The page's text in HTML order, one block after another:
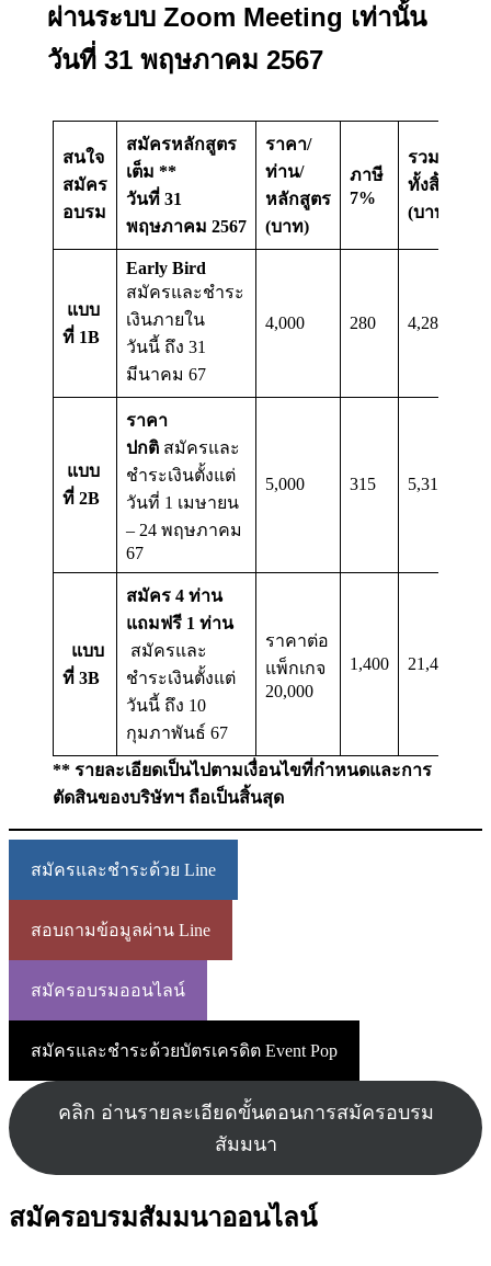
ผ่านระบบ Zoom Meeting เท่านั้น
วันที่ 31 พฤษภาคม 2567
สนใจ
สมัคร
อบรม
สมัครหลักสูตร
เต็ม **
วันที่ 31
พฤษภาคม 2567
ราคา/
ท่าน/
หลักสูตร
(บาท)
ภาษี
7%
รวม
ทั้งสิ้น
(บาท)
แบบ
ที่ 1B
Early Bird
สมัครและชำระ
เงินภายใน
วันนี้ ถึง 31
มีนาคม 67
4,000 280 4,280
แบบ
ที่ 2B
ราคา
ปกติ สมัครและ
ชำระเงินตั้งแต่
วันที่ 1 เมษายน
– 24 พฤษภาคม
67
5,000 315 5,315
แบบ
ที่ 3B
สมัคร 4 ท่าน
แถมฟรี 1 ท่าน
สมัครและ
ชำระเงินตั้งแต่
วันนี้ ถึง 10
กุมภาพันธ์ 67
ราคาต่อ
แพ็กเกจ
20,000
1,400 21,400
** รายละเอียดเป็นไปตามเงื่อนไขที่กำหนดและการ
ตัดสินของบริษัทฯ ถือเป็นสิ้นสุด
สมัครและชำระด้วย Line
สอบถามข้อมูลผ่าน Line
สมัครอบรมออนไลน์
สมัครและชำระด้วยบัตรเครดิต Event Pop
คลิก อ่านรายละเอียดขั้นตอนการสมัครอบรม
สัมมนา
สมัครอบรมสัมมนาออนไลน์